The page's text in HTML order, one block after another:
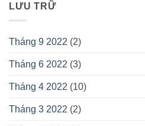
LƯU TRỮ
Tháng 9 2022 (2)
Tháng 6 2022 (3)
Tháng 4 2022 (10)
Tháng 3 2022 (2)